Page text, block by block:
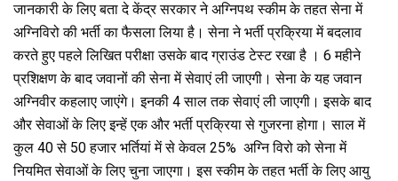
जानकारी के लिए बता दे केंद्र सरकार ने अग्निपथ स्कीम के तहत सेना में
अग्निविरो की भर्ती का फैसला लिया है। सेना ने भर्ती प्रक्रिया में बदलाव
करते हुए पहले लिखित परीक्षा उसके बाद ग्राउंड टेस्ट रखा है । 6 महीने
प्रशिक्षण के बाद जवानों की सेना में सेवाएं ली जाएगी। सेना के यह जवान
अग्निवीर कहलाए जाएंगे। इनकी 4 साल तक सेवाएं ली जाएगी। इसके बाद
और सेवाओं के लिए इन्हें एक और भर्ती प्रक्रिया से गुजरना होगा। साल में
कुल 40 से 50 हजार भर्तियां में से केवल 25% अग्नि विरो को सेना में
नियमित सेवाओं के लिए चुना जाएगा। इस स्कीम के तहत भर्ती के लिए आयु